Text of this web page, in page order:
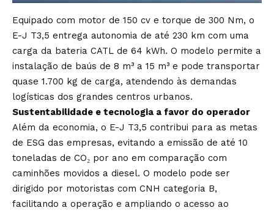
Equipado com motor de 150 cv e torque de 300 Nm, o
E-J T3,5 entrega autonomia de até 230 km com uma
carga da bateria CATL de 64 kWh. O modelo permite a
instalação de baús de 8 m³ a 15 m³ e pode transportar
quase 1.700 kg de carga, atendendo às demandas
logísticas dos grandes centros urbanos.
Sustentabilidade e tecnologia a favor do operador
Além da economia, o E-J T3,5 contribui para as metas
de ESG das empresas, evitando a emissão de até 10
toneladas de CO₂ por ano em comparação com
caminhões movidos a diesel. O modelo pode ser
dirigido por motoristas com CNH categoria B,
facilitando a operação e ampliando o acesso ao